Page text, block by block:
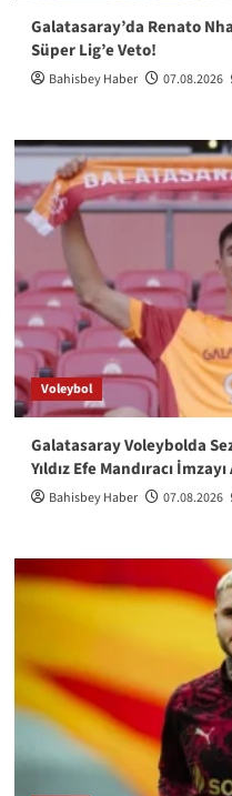
Galatasaray’da Renato
Süper Lig’e Veto!
Bahisbey Haber 07.08.2026
Voleybol
Galatasaray Voleybolda
Yıldız Efe Mandıracı
Bahisbey Haber 07.08.2026